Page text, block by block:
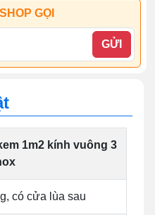
GỌI
GỬI
1m2 kính vuông 3
có cửa lùa sau